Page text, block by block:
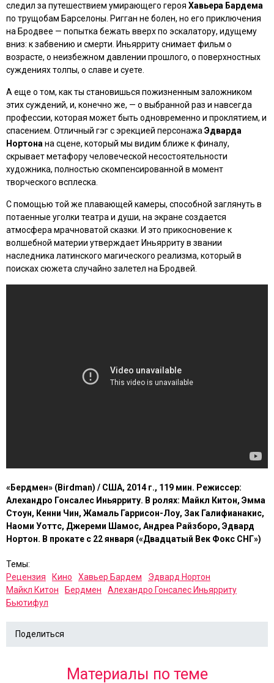
следил за путешествием умирающего героя Хавьера Бардема
по трущобам Барселоны. Ригган не болен, но его приключения
на Бродвее — попытка бежать вверх по эскалатору, идущему
вниз: к забвению и смерти. Иньярриту снимает фильм о
возрасте, о неизбежном давлении прошлого, о поверхностных
суждениях толпы, о славе и суете.
А еще о том, как ты становишься пожизненным заложником
этих суждений, и, конечно же, — о выбранной раз и навсегда
профессии, которая может быть одновременно и проклятием, и
спасением. Отличный гэг с эрекцией персонажа Эдварда
Нортона на сцене, который мы видим ближе к финалу,
скрывает метафору человеческой несостоятельности
художника, полностью скомпенсированной в момент
творческого всплеска.
С помощью той же плавающей камеры, способной заглянуть в
потаенные уголки театра и души, на экране создается
атмосфера мрачноватой сказки. И это прикосновение к
волшебной материи утверждает Иньярриту в звании
наследника латинского магического реализма, который в
поисках сюжета случайно залетел на Бродвей.
«Бердмен» (Birdman) / США, 2014 г., 119 мин. Режиссер:
Алехандро Гонсалес Иньярриту. В ролях: Майкл Китон, Эмма
Стоун, Кенни Чин, Жамаль Гаррисон-Лоу, Зак Галифианакис,
Наоми Уоттс, Джереми Шамос, Андреа Райзборо, Эдвард
Нортон. В прокате с 22 января («Двадцатый Век Фокс СНГ»)
Темы:
Рецензия
Кино Хавьер Бардем
Эдвард Нортон
Майкл Китон
Бердмен
Алехандро Гонсалес Иньярриту
Бьютифул
Поделиться
Материалы по теме